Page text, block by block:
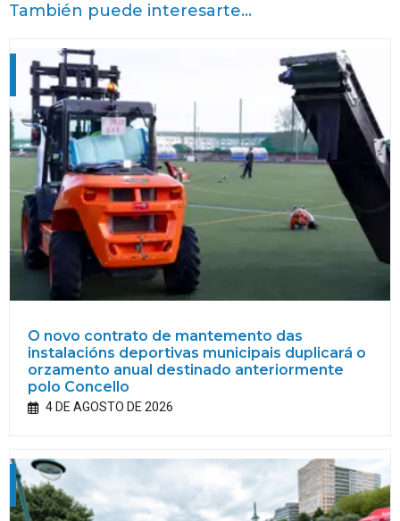
También puede interesarte...
O novo contrato de mantemento das
instalacións deportivas municipais duplicará o
orzamento anual destinado anteriormente
polo Concello
4 DE AGOSTO DE 2026